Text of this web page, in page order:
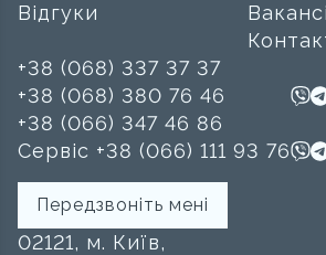
Відгуки
+38 (068) 337 37 37
+38 (068) 380 76 46
+38 (066) 347 46 86
Сервіс +38 (066) 111 93 76
Передзвоніть мені
02121, м. Київ,